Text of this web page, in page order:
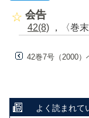
会告
42(8) ，〈巻
42巻7号（2000）
よく読まれて